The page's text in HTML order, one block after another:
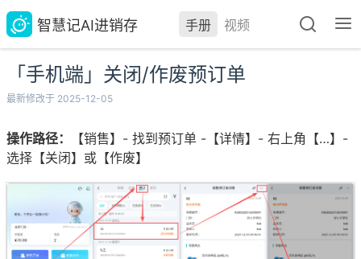
智慧记AI进销存 手册 视频
「手机端」关闭/作废预订单
最新修改于 2025-12-05
操作路径：
【销售】- 找到预订单 -【详情】- 右上角【…】-
选择【关闭】或【作废】